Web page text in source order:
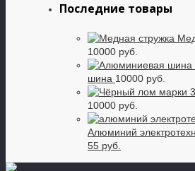
Последние товары
10000 руб.
шина 10000 руб.
10000 руб.
Алюминий
55 руб.